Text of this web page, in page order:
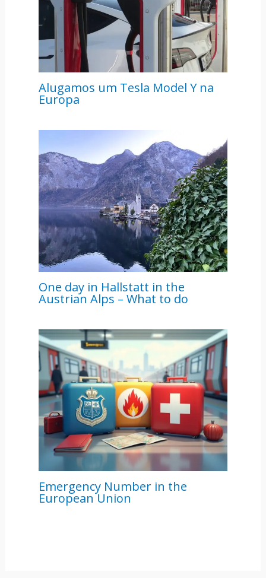
Alugamos um Tesla Model Y na
Europa
One day in Hallstatt in the
Austrian Alps – What to do
Emergency Number in the
European Union